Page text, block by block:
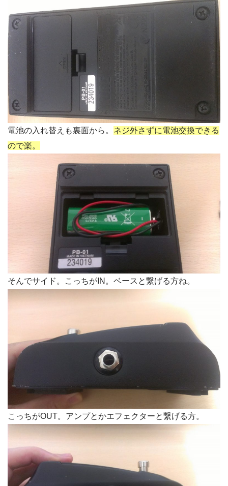
電池の入れ替えも裏面から。 ネジ外さずに電池交換できる
ので楽。
そんでサイド。こっちがIN。ベースと繋げる方ね。
こっちがOUT。アンプとかエフェクターと繋げる方。